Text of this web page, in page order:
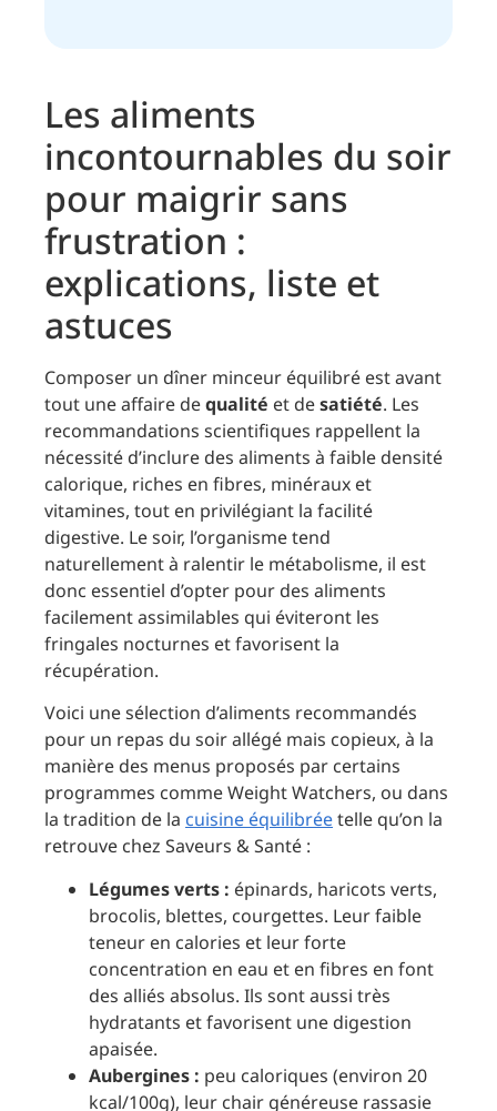
Les aliments
incontournables du soir
pour maigrir sans
frustration :
explications, liste et
astuces
Composer un dîner minceur équilibré est avant
tout une affaire dequalité et desatiété. Les
recommandations scientifiques rappellent la
nécessité d’inclure des aliments à faible densité
calorique, riches en fibres, minéraux et
vitamines, tout en privilégiant la facilité
digestive. Le soir, l’organisme tend
naturellement à ralentir le métabolisme, il est
donc essentiel d’opter pour des aliments
facilement assimilables qui éviteront les
fringales nocturnes et favorisent la
récupération.
Voici une sélection d’aliments recommandés
pour un repas du soir allégé mais copieux, à la
manière des menus proposés par certains
programmes comme Weight Watchers, ou dans
la tradition de la cuisine équilibréetelle qu’on la
retrouve chez Saveurs & Santé :
Légumes verts : épinards, haricots verts,
brocolis, blettes, courgettes. Leur faible
teneur en calories et leur forte
concentration en eau et en fibres en font
des alliés absolus. Ils sont aussi très
hydratants et favorisent une digestion
apaisée.
Aubergines : peu caloriques (environ 20
kcal/100g), leur chair généreuse rassasie